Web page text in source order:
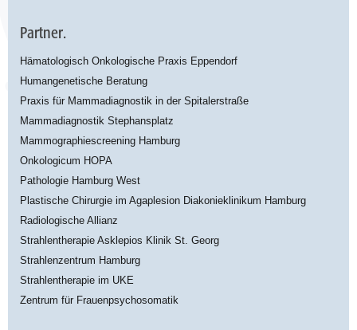
Partner.
Hämatologisch Onkologische Praxis Eppendorf
Humangenetische Beratung
Praxis für Mammadiagnostik in der Spitalerstraße
Mammadiagnostik Stephansplatz
Mammographiescreening Hamburg
Onkologicum HOPA
Pathologie Hamburg West
Plastische Chirurgie im Agaplesion Diakonieklinikum Hamburg
Radiologische Allianz
Strahlentherapie Asklepios Klinik St. Georg
Strahlenzentrum Hamburg
Strahlentherapie im UKE
Zentrum für Frauenpsychosomatik